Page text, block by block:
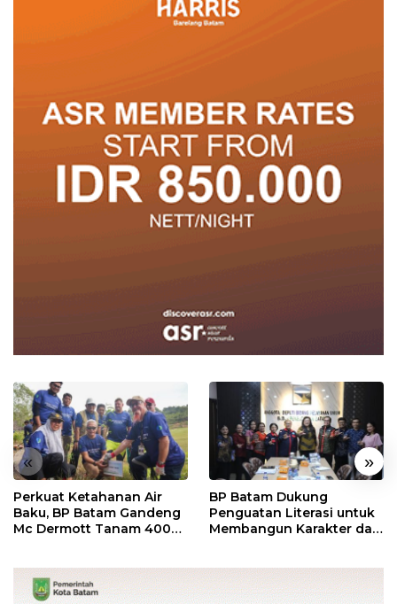
« »
Perkuat Ketahanan Air
Baku, BP Batam Gandeng
Mc Dermott Tanam 400
BP Batam Dukung
Penguatan Literasi untuk
Membangun Karakter dan